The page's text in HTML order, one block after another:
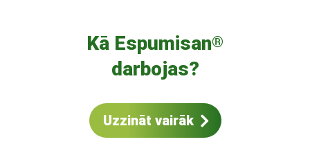
Kā Espumisan®
darbojas?
Uzzināt vairāk